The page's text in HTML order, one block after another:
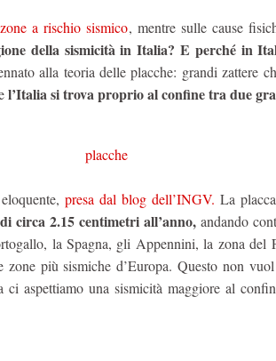
a rischio sismico, mentre sulle cause
della sismicità in Italia? E perché in
alla teoria delle placche: grandi zattere
l’Italia si trova proprio al confine tra due
presa dal blog dell’INGV. La
circa 2.15 centimetri all’anno,andando
la Spagna, gli Appennini, la zona del
più sismiche d’Europa. Questo non
aspettiamo una sismicità maggiore al